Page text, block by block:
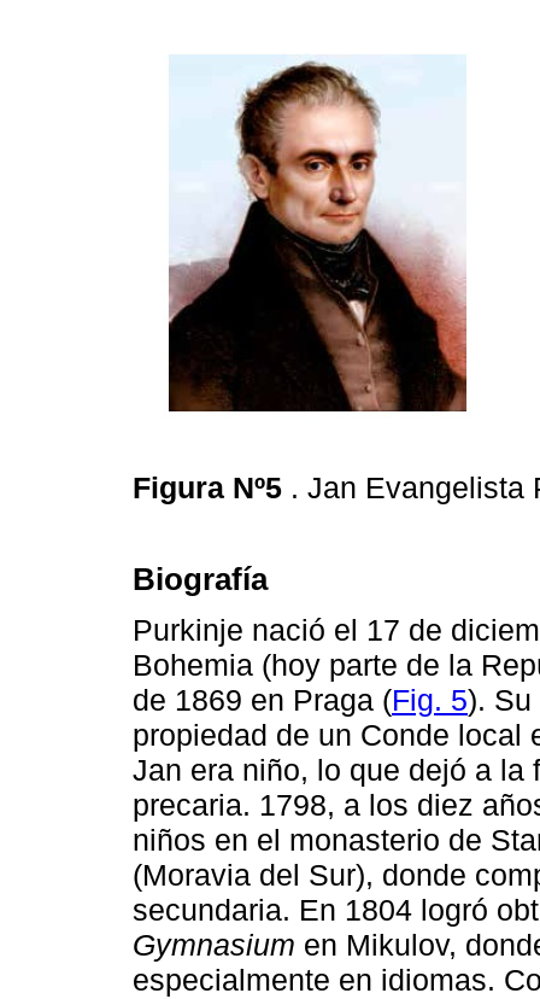
Figura Nº5 . Jan Evangelista
Biografía
Purkinje nació el 17 de
Bohemia (hoy parte de la
de 1869 en Praga (Fig. 5). Su
propiedad de un Conde local
Jan era niño, lo que dejó a
precaria. 1798, a los diez
niños en el monasterio de
(Moravia del Sur), donde
secundaria. En 1804 logró
Gymnasium en Mikulov,
especialmente en idiomas.